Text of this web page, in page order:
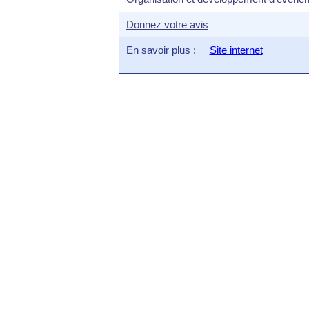
Donnez votre avis
En savoir plus : Site internet